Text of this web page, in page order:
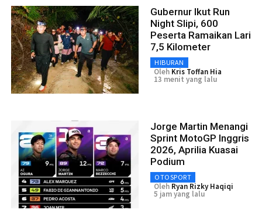
Gubernur Ikut Run
Night Slipi, 600
Peserta Ramaikan Lari
7,5 Kilometer
HIBURAN
Oleh Kris Toffan Hia
13 menit yang lalu
Jorge Martin Menangi
Sprint MotoGP Inggris
2026, Aprilia Kuasai
Podium
OTOSPORT
Oleh Ryan Rizky Haqiqi
5 jam yang lalu